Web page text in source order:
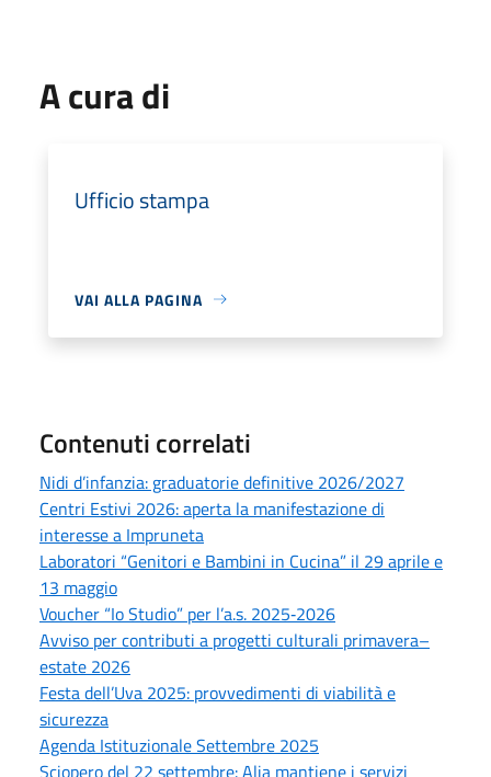
A cura di
Ufficio stampa
VAI ALLA PAGINA
Contenuti correlati
Nidi d’infanzia: graduatorie definitive 2026/2027
Centri Estivi 2026: aperta la manifestazione di
interesse a Impruneta
Laboratori “Genitori e Bambini in Cucina” il 29 aprile e
13 maggio
Voucher “Io Studio” per l’a.s. 2025‑2026
Avviso per contributi a progetti culturali primavera–
estate 2026
Festa dell’Uva 2025: provvedimenti di viabilità e
sicurezza
Agenda Istituzionale Settembre 2025
Sciopero del 22 settembre: Alia mantiene i servizi